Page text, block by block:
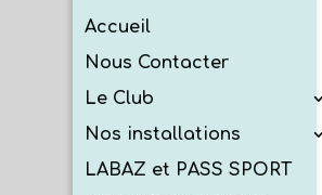
Accueil
Nous Contacter
Le Club
Nos installations
LABAZ et PASS SPORT